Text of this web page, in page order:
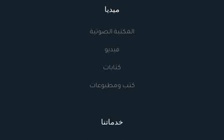
ميديا
المكتبة الصوتية
فيديو
كتابات
كتب ومطبوعات
خدماتنا